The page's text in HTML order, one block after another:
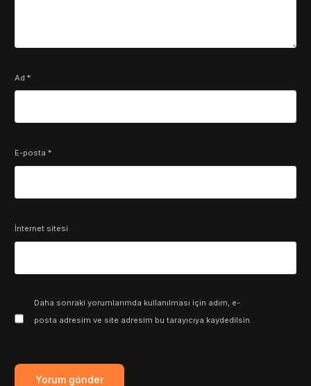
Ad*
E-posta*
İnternet sitesi
Daha sonraki yorumlarımda kullanılması için adım, e-
posta adresim ve site adresim bu tarayıcıya kaydedilsin.